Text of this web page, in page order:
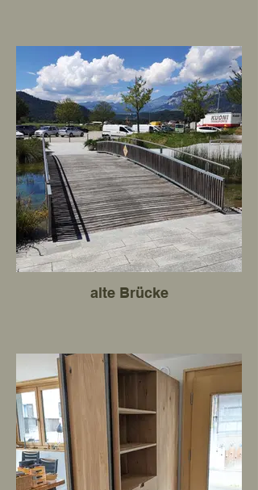
alte Brücke